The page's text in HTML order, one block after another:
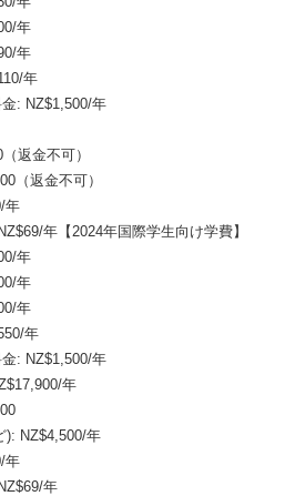
年
年
年
: NZ$1,500/年
返金不可）
（返金不可）
年
年【2024年国際学生向け学費】
年
年
年
年
: NZ$1,500/年
年
): NZ$4,500/年
年
年